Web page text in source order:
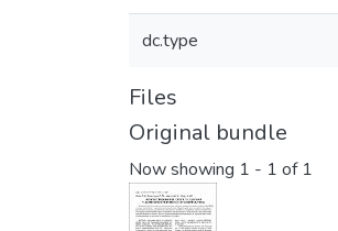
dc.type
Files
Original bundle
Now showing 1 - 1 of 1